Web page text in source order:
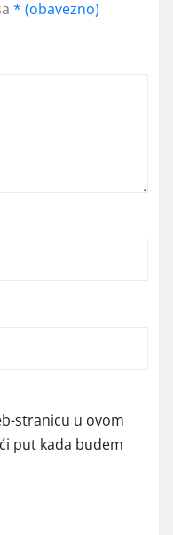
* (obavezno)
stranicu u ovom
put kada budem